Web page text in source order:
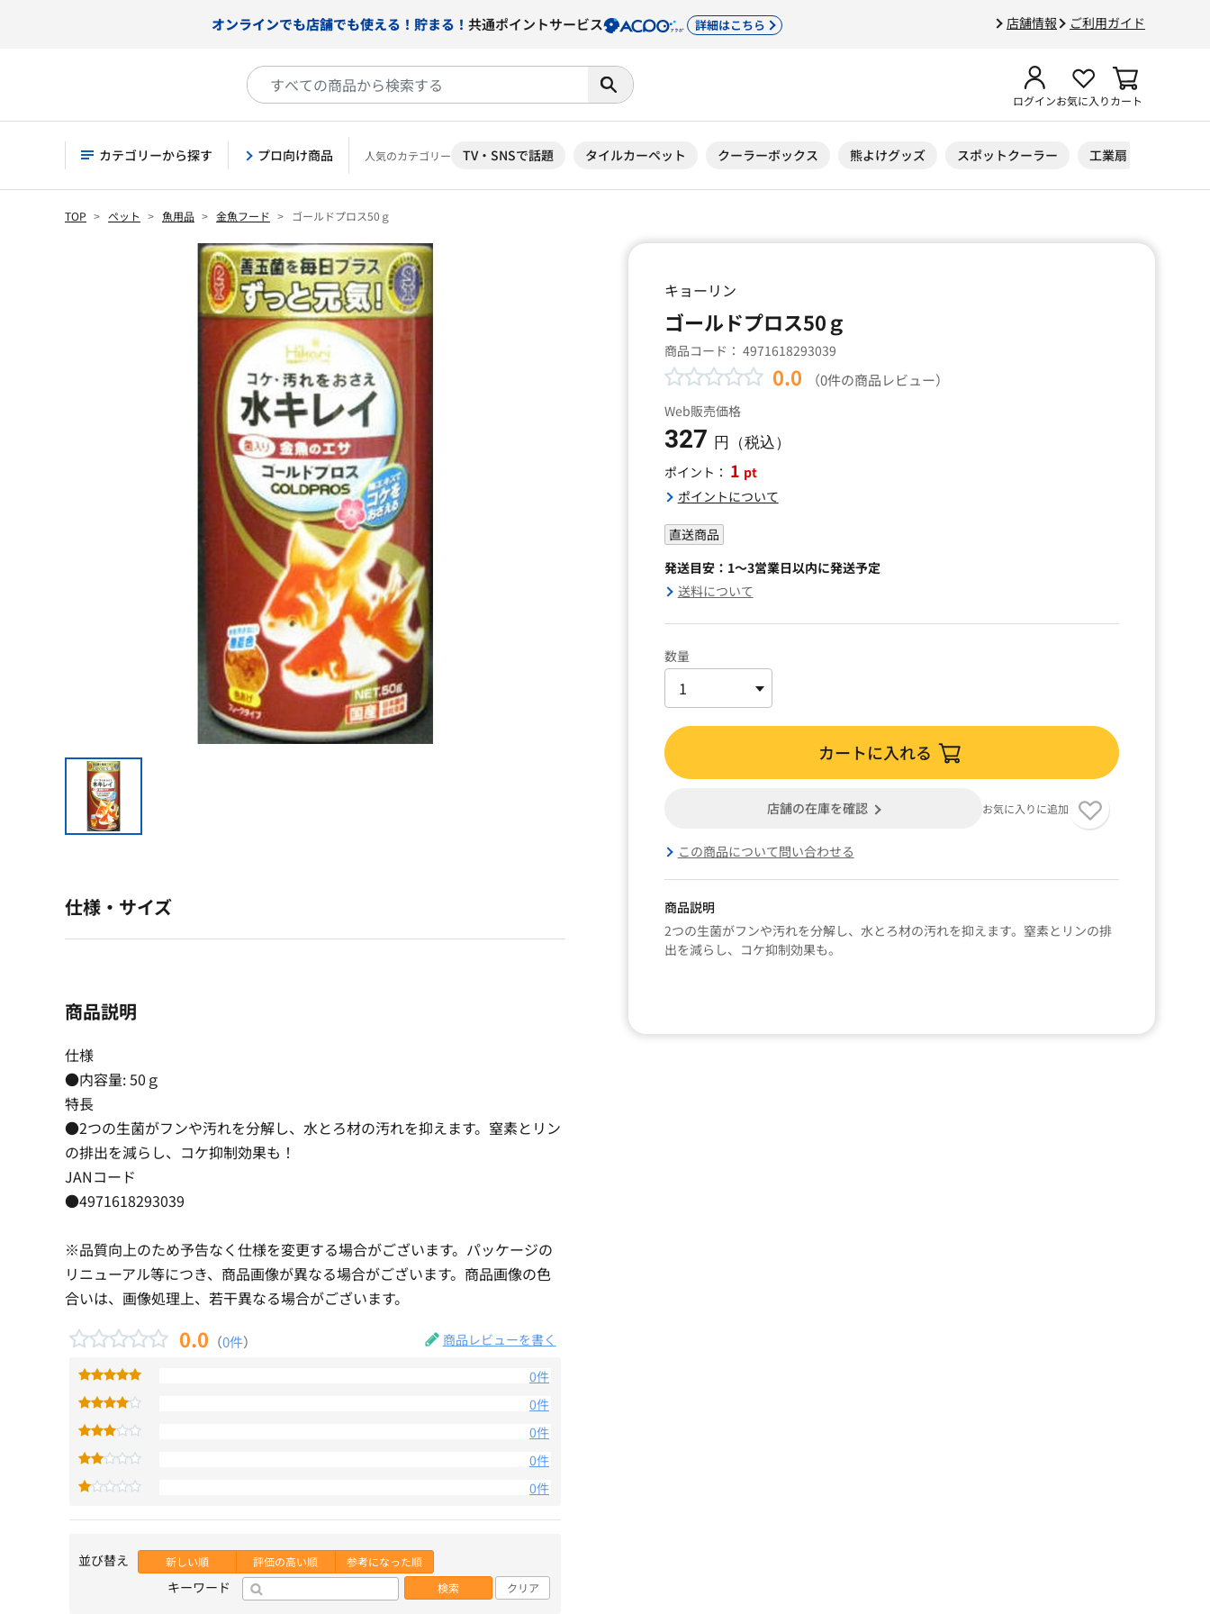
店舗情報 ご利用ガイド
オンラインでも店舗でも使える！貯まる！ 共通ポイントサービス 詳細はこちら
ログインお気に入りカート
カテゴリーから探す プロ向け商品 人気のカテゴリー TV・SNSで話題 タイルカーペット クーラーボックス 熊よけグッズ スポットクーラー 工業扇
TOP ペット 魚用品 金魚フード ゴールドプロス50ｇ
キョーリン
ゴールドプロス50ｇ
商品コード： 4971618293039
0.0 （0件の商品レビュー）
Web販売価格
327 円（税込）
ポイント： 1 pt
ポイントについて
直送商品
発送目安：1～3営業日以内に発送予定
送料について
数量
カートに入れる
店舗の在庫を確認 お気に入りに追加
この商品について問い合わせる
商品説明
2つの生菌がフンや汚れを分解し、水とろ材の汚れを抑えます。窒素とリンの排
出を減らし、コケ抑制効果も。
仕様・サイズ
商品説明
仕様
●内容量: 50ｇ
特長
●2つの生菌がフンや汚れを分解し、水とろ材の汚れを抑えます。窒素とリン
の排出を減らし、コケ抑制効果も！
JANコード
●4971618293039
※品質向上のため予告なく仕様を変更する場合がございます。パッケージの
リニューアル等につき、商品画像が異なる場合がございます。商品画像の色
合いは、画像処理上、若干異なる場合がございます。
0.0 （0件） 商品レビューを書く
0件
0件
0件
0件
0件
並び替え 新しい順 評価の高い順 参考になった順
キーワード 検索 クリア